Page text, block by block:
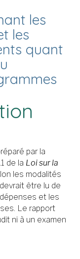
les
les
quant
par la
de la Loi sur la
les modalités
être lu de
et les
Le rapport
ni à un examen